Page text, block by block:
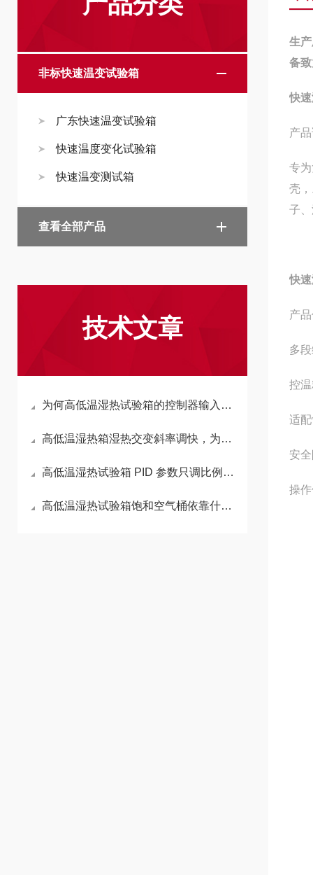
非标快速温变试验箱
广东快速温变试验箱
快速温度变化试验箱
快速温变测试箱
查看全部产品
技术文章
为何高低温湿热试验箱的控制器输入输出点数对后期扩展功能至关重要？
高低温湿热箱湿热交变斜率调快，为什么湿度震荡幅度会呈现明显增大趋势？
高低温湿热试验箱 PID 参数只调比例系数为何会造成湿热工况持续超调
高低温湿热试验箱饱和空气桶依靠什么原理实现稳定湿度持续供给？
生
备
快
产
专
壳
子
快
产
多
控
适
安
操